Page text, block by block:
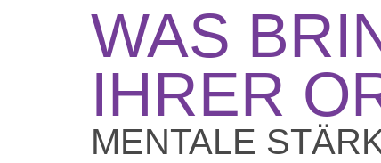
WAS
IHRER
MENTALE